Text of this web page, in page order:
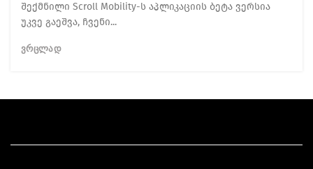
შექმნილი Scroll Mobility-ს აპლიკაციის ბეტა ვერსია
უკვე გაეშვა, ჩვენი...
ᲕᲠᲪᲚᲐᲓ